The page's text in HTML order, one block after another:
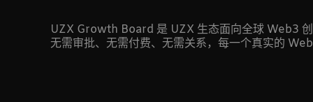
UZX Growth Board 是 UZX 生态面向全球 Web3
无需审批、无需付费、无需关系，每一个真实的